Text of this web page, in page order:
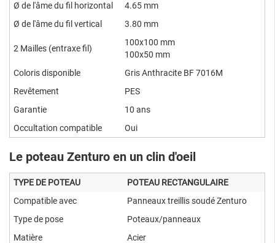
Ø de l'âme du fil horizontal
4.65 mm
Ø de l'âme du fil vertical
3.80 mm
2 Mailles (entraxe fil)
100x100 mm
100x50 mm
Coloris disponible
Gris Anthracite BF 7016M
Revêtement
PES
Garantie
10 ans
Occultation compatible
Oui
Le poteau Zenturo en un clin d'oeil
TYPE DE POTEAU
POTEAU RECTANGULAIRE
Compatible avec
Panneaux treillis soudé Zenturo
Type de pose
Poteaux/panneaux
Matière
Acier